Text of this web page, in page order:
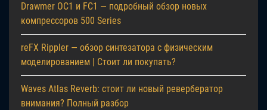
Drawmer OC1 и FC1 — подробный обзор новых
компрессоров 500 Series
reFX Rippler — обзор синтезатора с физическим
моделированием | Стоит ли покупать?
Waves Atlas Reverb: стоит ли новый ревербератор
внимания? Полный разбор